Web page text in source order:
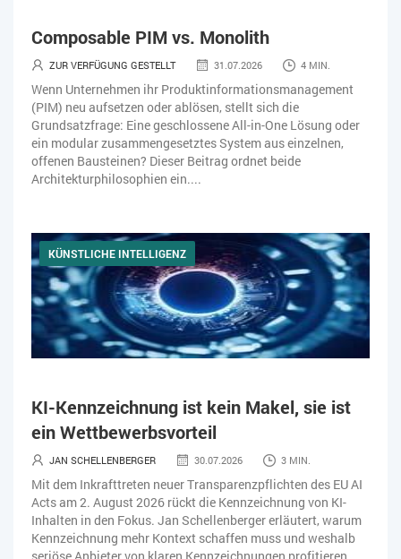
Composable PIM vs. Monolith
ZUR VERFÜGUNG GESTELLT 31.07.2026 4 MIN.
Wenn Unternehmen ihr Produktinformationsmanagement
(PIM) neu aufsetzen oder ablösen, stellt sich die
Grundsatzfrage: Eine geschlossene All-in-One Lösung oder
ein modular zusammengesetztes System aus einzelnen,
offenen Bausteinen? Dieser Beitrag ordnet beide
Architekturphilosophien ein....
KÜNSTLICHE INTELLIGENZ
KI-Kennzeichnung ist kein Makel, sie ist
ein Wettbewerbsvorteil
JAN SCHELLENBERGER 30.07.2026 3 MIN.
Mit dem Inkrafttreten neuer Transparenzpflichten des EU AI
Acts am 2. August 2026 rückt die Kennzeichnung von KI-
Inhalten in den Fokus. Jan Schellenberger erläutert, warum
Kennzeichnung mehr Kontext schaffen muss und weshalb